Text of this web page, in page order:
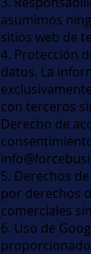
asumimos
sitios web de
4. Protección
datos. La
con terceros
Derecho de
5. Derechos
por derechos
comerciales
6. Uso de
proporcionado